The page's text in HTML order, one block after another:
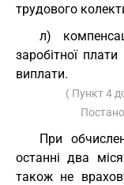
трудового
л)
заробітної
виплати.
( Пункт 4
При
останні два
також не